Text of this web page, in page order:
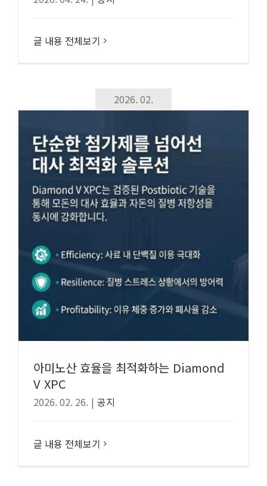
글 내용 전체보기
2026. 02.
아미노산 효율을 최적화하는 Diamond
V XPC
2026. 02. 26. | 공지
글 내용 전체보기